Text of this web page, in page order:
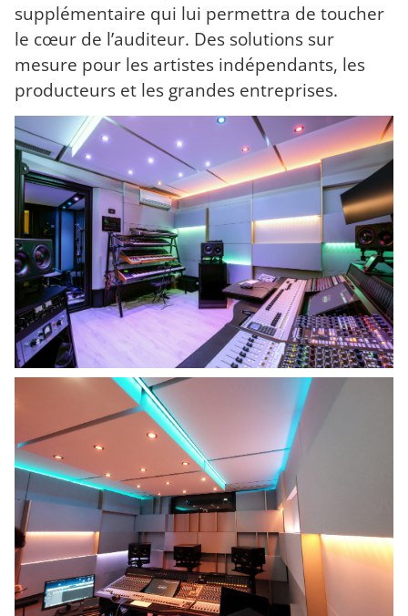
supplémentaire qui lui permettra de toucher
le cœur de l’auditeur. Des solutions sur
mesure pour les artistes indépendants, les
producteurs et les grandes entreprises.